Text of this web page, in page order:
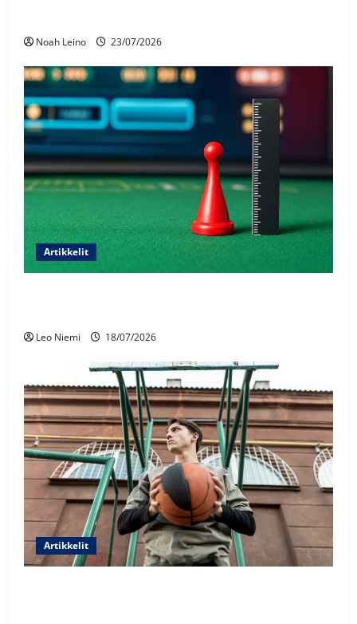
Noah Leino 23/07/2026
Artikkelit
Leo Niemi 18/07/2026
Artikkelit